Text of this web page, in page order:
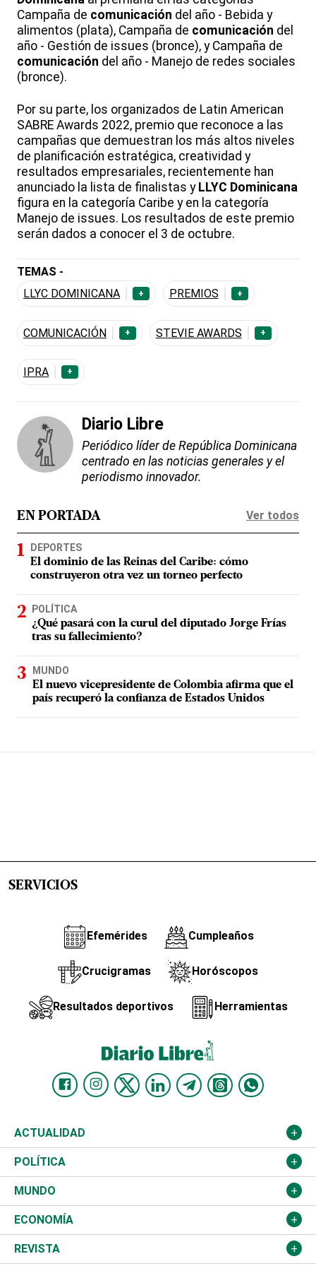
Campaña de comunicación del año - Bebida y
alimentos (plata), Campaña de comunicación del
año - Gestión de issues (bronce), y Campaña de
comunicación del año - Manejo de redes sociales
(bronce).
Por su parte, los organizados de Latin American
SABRE Awards 2022, premio que reconoce a las
campañas que demuestran los más altos niveles
de planificación estratégica, creatividad y
resultados empresariales, recientemente han
anunciado la lista de finalistas y LLYC Dominicana
figura en la categoría Caribe y en la categoría
Manejo de issues. Los resultados de este premio
serán dados a conocer el 3 de octubre.
TEMAS -
LLYC DOMINICANA
+ PREMIOS +
COMUNICACIÓN + STEVIE AWARDS +
IPRA +
Diario Libre
Periódico líder de República Dominicana
centrado en las noticias generales y el
periodismo innovador.
EN PORTADA Ver todos
DEPORTES
El dominio de las Reinas del Caribe: cómo
construyeron otra vez un torneo perfecto
POLÍTICA
¿Qué pasará con la curul del diputado Jorge Frías
tras su fallecimiento?
MUNDO
El nuevo vicepresidente de Colombia afirma que el
país recuperó la confianza de Estados Unidos
SERVICIOS
Efemérides Cumpleaños
Crucigramas Horóscopos
Resultados deportivos Herramientas
ACTUALIDAD
Nacional
Ciudad
Educación
Salud
POLÍTICA
Partidos
JCE
TSE
MUNDO
Estados Unidos
América Latina
ECONOMÍA
Finanzas
REVISTA